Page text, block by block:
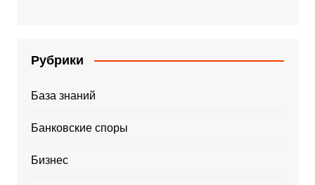
Рубрики
База знаний
Банковские споры
Бизнес